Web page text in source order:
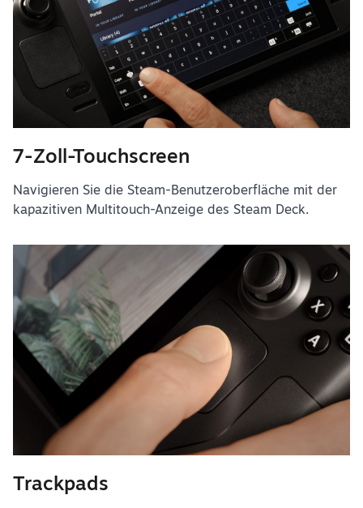
7-Zoll-Touchscreen
Navigieren Sie die Steam-Benutzeroberfläche mit der
kapazitiven Multitouch-Anzeige des Steam Deck.
Trackpads